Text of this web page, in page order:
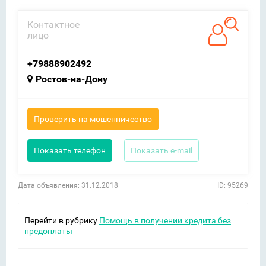
Контактное
лицо
+79888902492
Ростов-на-Дону
Проверить на мошенничество
Показать телефон Показать e-mail
Дата объявления: 31.12.2018 ID: 95269
Перейти в рубрику Помощь в получении кредита без
предоплаты